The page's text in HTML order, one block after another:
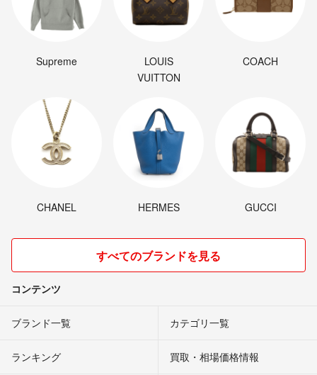
Supreme
LOUIS
VUITTON
COACH
CHANEL HERMES GUCCI
すべてのブランドを見る
コンテンツ
ブランド一覧 カテゴリ一覧
ランキング 買取・相場価格情報